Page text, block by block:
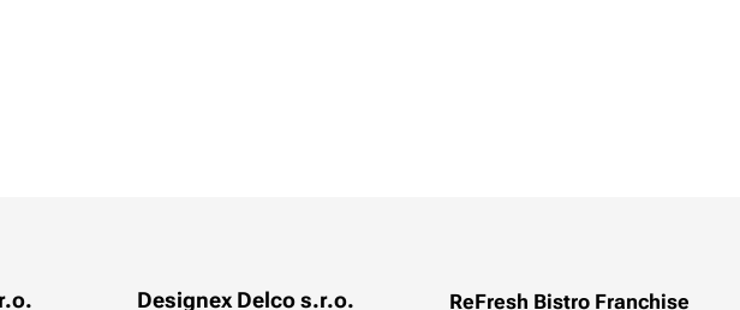
Designex Delco s.r.o. ReFresh Bistro Franchise